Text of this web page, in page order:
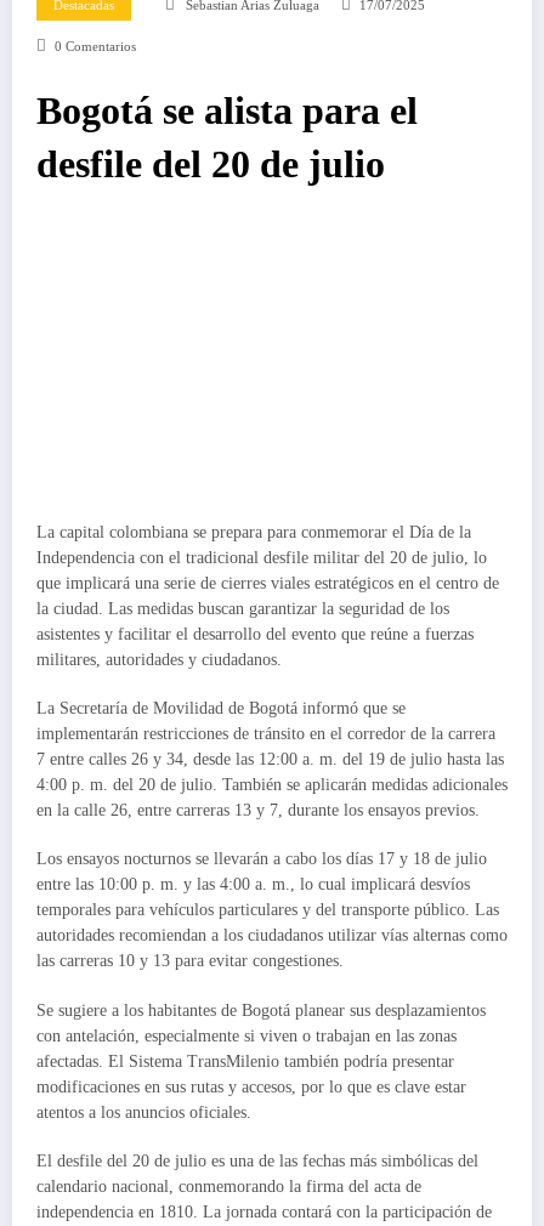
Destacadas Sebastian Arias Zuluaga 17/07/2025
0 Comentarios
Bogotá se alista para el
desfile del 20 de julio
La capital colombiana se prepara para conmemorar el Día de la
Independencia con el tradicional desfile militar del 20 de julio, lo
que implicará una serie de cierres viales estratégicos en el centro de
la ciudad. Las medidas buscan garantizar la seguridad de los
asistentes y facilitar el desarrollo del evento que reúne a fuerzas
militares, autoridades y ciudadanos.
La Secretaría de Movilidad de Bogotá informó que se
implementarán restricciones de tránsito en el corredor de la carrera
7 entre calles 26 y 34, desde las 12:00 a. m. del 19 de julio hasta las
4:00 p. m. del 20 de julio. También se aplicarán medidas adicionales
en la calle 26, entre carreras 13 y 7, durante los ensayos previos.
Los ensayos nocturnos se llevarán a cabo los días 17 y 18 de julio
entre las 10:00 p. m. y las 4:00 a. m., lo cual implicará desvíos
temporales para vehículos particulares y del transporte público. Las
autoridades recomiendan a los ciudadanos utilizar vías alternas como
las carreras 10 y 13 para evitar congestiones.
Se sugiere a los habitantes de Bogotá planear sus desplazamientos
con antelación, especialmente si viven o trabajan en las zonas
afectadas. El Sistema TransMilenio también podría presentar
modificaciones en sus rutas y accesos, por lo que es clave estar
atentos a los anuncios oficiales.
El desfile del 20 de julio es una de las fechas más simbólicas del
calendario nacional, conmemorando la firma del acta de
independencia en 1810. La jornada contará con la participación de